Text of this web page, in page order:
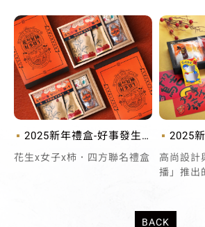
2025新年禮盒-好事發生-
包裝設計
花生x女子x柿．四方聯名禮盒
2025
烏魚
高尚設計
播」推出
BACK